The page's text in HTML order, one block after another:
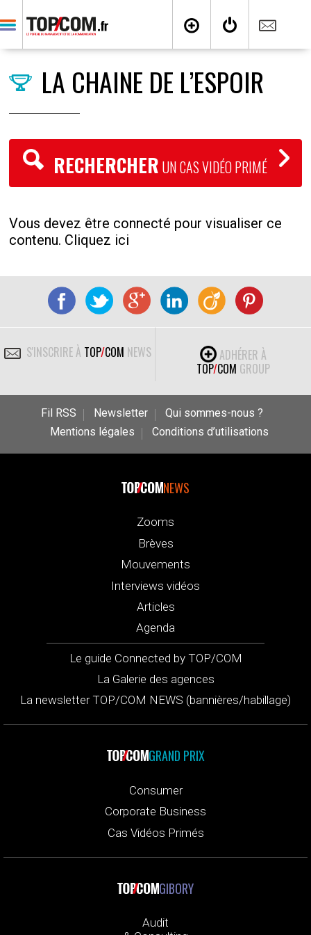
LA CHAINE DE L’ESPOIR
RECHERCHER UN CAS VIDÉO PRIMÉ
Vous devez être connecté pour visualiser ce
contenu. Cliquez ici
S'INSCRIRE À TOP/COM NEWS
ADHÉRER À
TOP/COM GROUP
Fil RSS Newsletter
Qui sommes-nous ?
Mentions légales
Conditions d’utilisations
NEWS
Zooms
Brèves
Mouvements
Interviews vidéos
Articles
Agenda
Le guide Connected by TOP/COM
La Galerie des agences
La newsletter TOP/COM NEWS (bannières/habillage)
GRAND PRIX
Consumer
Corporate Business
Cas Vidéos Primés
GIBORY
Audit